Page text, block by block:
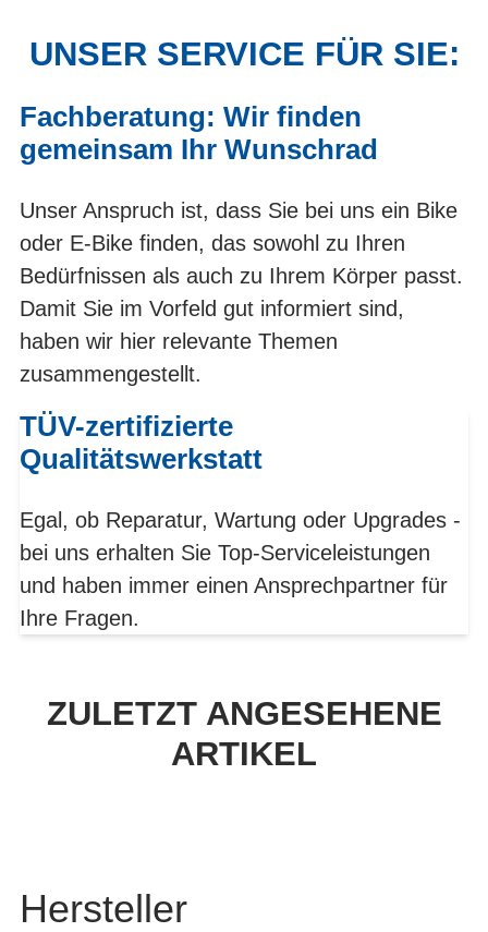
UNSER SERVICE FÜR SIE:
Fachberatung: Wir finden
gemeinsam Ihr Wunschrad
Unser Anspruch ist, dass Sie bei uns ein Bike
oder E-Bike finden, das sowohl zu Ihren
Bedürfnissen als auch zu Ihrem Körper passt.
Damit Sie im Vorfeld gut informiert sind,
haben wir hier relevante Themen
zusammengestellt.
TÜV-zertifizierte
Qualitätswerkstatt
Egal, ob Reparatur, Wartung oder Upgrades -
bei uns erhalten Sie Top-Serviceleistungen
und haben immer einen Ansprechpartner für
Ihre Fragen.
ZULETZT ANGESEHENE
ARTIKEL
Hersteller